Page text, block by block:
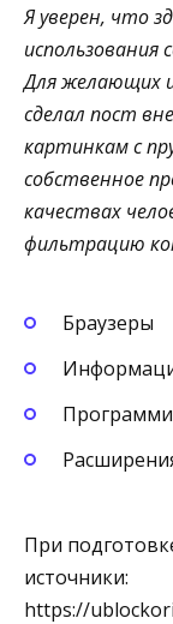
Я уверен, что
использования
Для желающих
сделал пост
картинкам с
собственное
качествах
фильтрацию
Браузеры
При
источники:
https://